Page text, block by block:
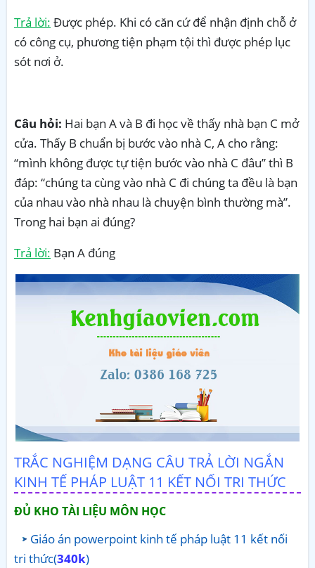
Trả lời: Được phép. Khi có căn cứ để nhận định chỗ ở
có công cụ, phương tiện phạm tội thì được phép lục
sót nơi ở.
Câu hỏi: Hai bạn A và B đi học về thấy nhà bạn C mở
cửa. Thấy B chuẩn bị bước vào nhà C, A cho rằng:
“mình không được tự tiện bước vào nhà C đâu” thì B
đáp: “chúng ta cùng vào nhà C đi chúng ta đều là bạn
của nhau vào nhà nhau là chuyện bình thường mà”.
Trong hai bạn ai đúng?
Trả lời: Bạn A đúng
TRẮC NGHIỆM DẠNG CÂU TRẢ LỜI NGẮN
KINH TẾ PHÁP LUẬT 11 KẾT NỐI TRI THỨC
ĐỦ KHO TÀI LIỆU MÔN HỌC
Giáo án powerpoint kinh tế pháp luật 11 kết nối
tri thức(340k)